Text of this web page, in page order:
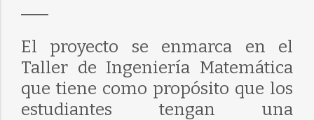
El proyecto se enmarca en el
Taller de Ingeniería Matemática
que tiene como propósito que los
estudiantes tengan una